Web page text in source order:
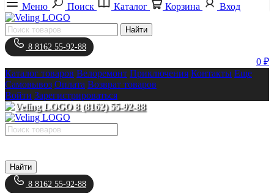
Меню Поиск Каталог Корзина Вход
Найти
8 8162 55-92-88
0 ₽
Каталог товаров Велоремонт Приключения Контакты Еще
Самовывоз Оплата Возврат товаров
Войти Зарегистрироваться
8 (8162) 55-92-88
Найти
8 8162 55-92-88